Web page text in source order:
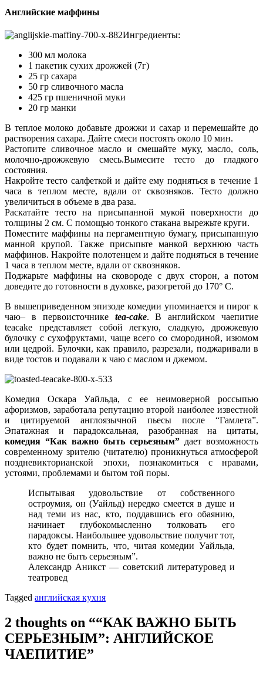
Английские маффины
Ингредиенты:
300 мл молока
1 пакетик сухих дрожжей (7г)
25 гр сахара
50 гр сливочного масла
425 гр пшеничной муки
20 гр манки
В теплое молоко добавьте дрожжи и сахар и перемешайте до
растворения сахара. Дайте смеси постоять около 10 мин.
Растопите сливочное масло и смешайте муку, масло, соль,
молочно-дрожжевую смесь.Вымесите тесто до гладкого
состояния.
Накройте тесто салфеткой и дайте ему подняться в течение 1
часа в теплом месте, вдали от сквозняков. Тесто должно
увеличиться в объеме в два раза.
Раскатайте тесто на присыпанной мукой поверхности до
толщины 2 см. С помощью тонкого стакана вырежьте круги.
Поместите маффины на пергаментную бумагу, присыпанную
манной крупой. Также присыпьте манкой верхнюю часть
маффинов. Накройте полотенцем и дайте подняться в течение
1 часа в теплом месте, вдали от сквозняков.
Поджарьте маффины на сковороде с двух сторон, а потом
доведите до готовности в духовке, разогретой до 170° С.
В вышеприведенном эпизоде комедии упоминается и пирог к
чаю– в первоисточнике tea-cake. В английском чаепитие
teacake представляет собой легкую, сладкую, дрожжевую
булочку с сухофруктами, чаще всего со смородиной, изюмом
или цедрой. Булочки, как правило, разрезали, поджаривали в
виде тостов и подавали к чаю с маслом и джемом.
Комедия Оскара Уайльда, с ее неимоверной россыпью
афоризмов, заработала репутацию второй наиболее известной
и цитируемой англоязычной пьесы после “Гамлета”.
Эпатажная и парадоксальная, разобранная на цитаты,
комедия “Как важно быть серьезным” дает возможность
современному зрителю (читателю) проникнуться атмосферой
поздневикторианской эпохи, познакомиться с нравами,
устоями, проблемами и бытом той поры.
Испытывая удовольствие от собственного
остроумия, он (Уайльд) нередко смеется в душе и
над теми из нас, кто, поддавшись его обаянию,
начинает глубокомысленно толковать его
парадоксы. Наибольшее удовольствие получит тот,
кто будет помнить, что, читая комедии Уайльда,
важно не быть серьезным”.
Александр Аникст — советский литературовед и
театровед
Tagged английская кухня
2 thoughts on ““КАК ВАЖНО БЫТЬ
СЕРЬЕЗНЫМ”: АНГЛИЙСКОЕ
ЧАЕПИТИЕ”